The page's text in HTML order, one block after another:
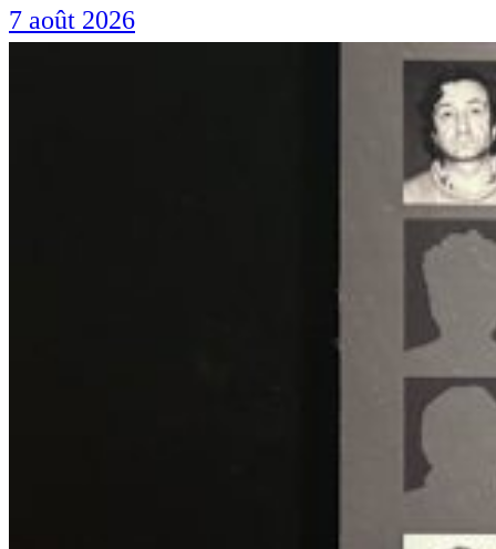
7 août 2026